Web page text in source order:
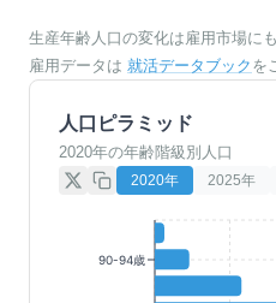
生産年齢人口の変化は雇用市場に
雇用データは 就活データブック を
人口ピラミッド
2020年の年齢階級別人口
2020年 2025年
90-94歳